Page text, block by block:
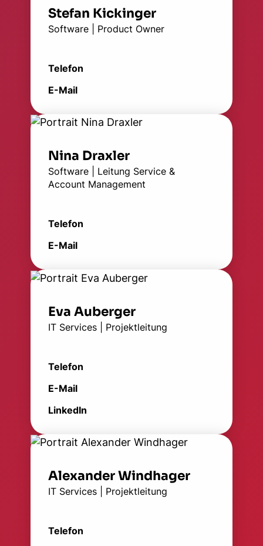
Stefan Kickinger
Software | Product Owner
Telefon
E-Mail
Nina Draxler
Software | Leitung Service &
Account Management
Telefon
E-Mail
Eva Auberger
IT Services | Projektleitung
Telefon
E-Mail
LinkedIn
Alexander Windhager
IT Services | Projektleitung
Telefon